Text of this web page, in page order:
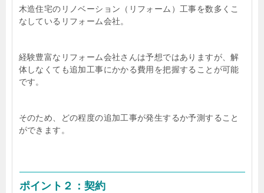
木造住宅のリノベーション（リフォーム）工事を数多くこ
なしているリフォーム会社。
経験豊富なリフォーム会社さんは予想ではありますが、解
体しなくても追加工事にかかる費用を把握することが可能
です。
そのため、どの程度の追加工事が発生するか予測すること
ができます。
ポイント２：契約